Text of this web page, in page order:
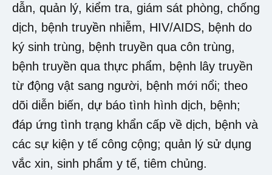
dẫn, quản lý, kiểm tra, giám sát phòng, chống
dịch, bệnh truyền nhiễm, HIV/AIDS, bệnh do
ký sinh trùng, bệnh truyền qua côn trùng,
bệnh truyền qua thực phẩm, bệnh lây truyền
từ động vật sang người, bệnh mới nổi; theo
dõi diễn biến, dự báo tình hình dịch, bệnh;
đáp ứng tình trạng khẩn cấp về dịch, bệnh và
các sự kiện y tế công cộng; quản lý sử dụng
vắc xin, sinh phẩm y tế, tiêm chủng.